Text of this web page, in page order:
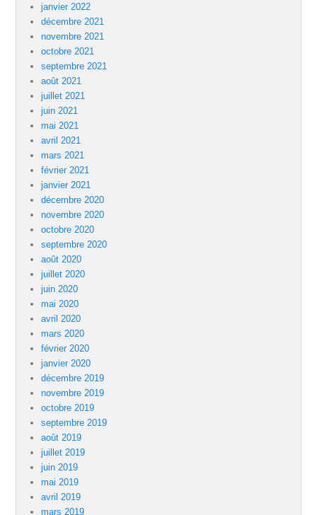
janvier 2022
décembre 2021
novembre 2021
octobre 2021
septembre 2021
août 2021
juillet 2021
juin 2021
mai 2021
avril 2021
mars 2021
février 2021
janvier 2021
décembre 2020
novembre 2020
octobre 2020
septembre 2020
août 2020
juillet 2020
juin 2020
mai 2020
avril 2020
mars 2020
février 2020
janvier 2020
décembre 2019
novembre 2019
octobre 2019
septembre 2019
août 2019
juillet 2019
juin 2019
mai 2019
avril 2019
mars 2019